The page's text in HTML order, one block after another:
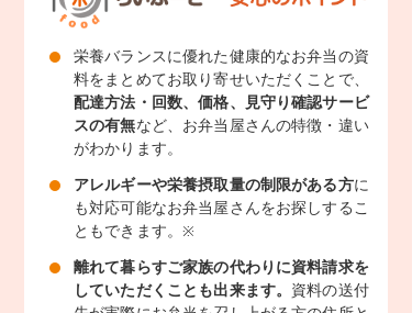
栄養バランスに優れた健康的なお弁当の資
料をまとめてお取り寄せいただくことで、
配達方法・回数、価格、見守り確認サービ
スの有無など、お弁当屋さんの特徴・違い
がわかります。
アレルギーや栄養摂取量の制限がある方に
も対応可能なお弁当屋さんをお探しするこ
ともできます。※
離れて暮らすご家族の代わりに資料請求を
していただくことも出来ます。 資料の送付